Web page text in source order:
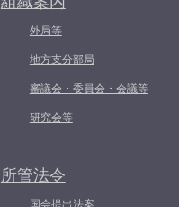
外局等
地方支分部局
審議会・委員会・会議等
研究会等
所管法令
国会提出法案